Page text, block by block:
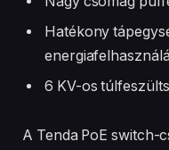
Hatékony
6 KV-os
A Tenda PoE switch-